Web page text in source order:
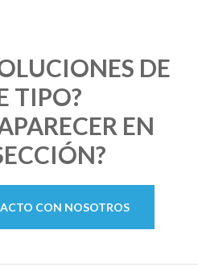
DE
TIPO?
EN
CON NOSOTROS